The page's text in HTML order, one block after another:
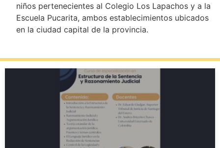
niños pertenecientes al Colegio Los Lapachos y a la
Escuela Pucarita, ambos establecimientos ubicados
en la ciudad capital de la provincia.